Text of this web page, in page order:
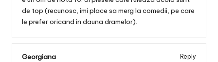
de top (recunosc, imi place sa merg la comedii, pe care
le prefer oricand in dauna dramelor).
Georgiana
Reply